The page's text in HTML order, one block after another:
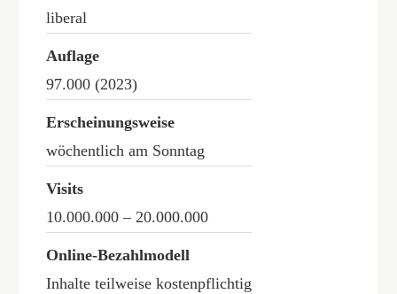
liberal
Auflage
97.000 (2023)
Erscheinungsweise
wöchentlich am Sonntag
Visits
10.000.000 – 20.000.000
Online-Bezahlmodell
Inhalte teilweise kostenpflichtig